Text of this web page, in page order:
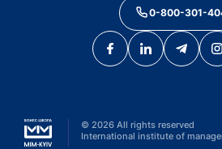
0-800-301-
© 2026 All rights reserved
International institute of